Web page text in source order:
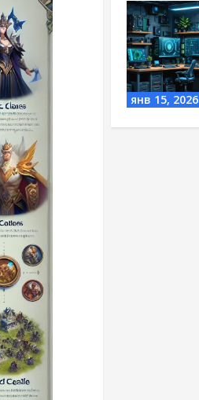
янв 15, 2026